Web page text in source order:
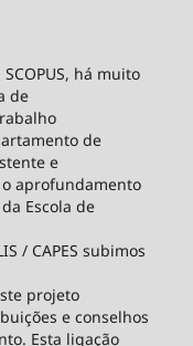
há muito
de
de
e
aprofundamento
Escola de
/ CAPES subimos
projeto
e conselhos
Esta ligação